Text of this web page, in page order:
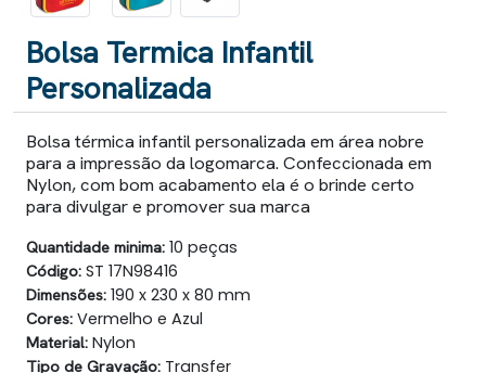
Bolsa Termica Infantil
Personalizada
Bolsa térmica infantil personalizada em área nobre
para a impressão da logomarca. Confeccionada em
Nylon, com bom acabamento ela é o brinde certo
para divulgar e promover sua marca
Quantidade minima: 10 peças
Código: ST 17N98416
Dimensões: 190 x 230 x 80 mm
Cores: Vermelho e Azul
Material: Nylon
Tipo de Gravação: Transfer